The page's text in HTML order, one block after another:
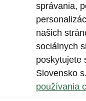
správania,
našich
sociálnych
poskytujete
Slovensko
používania